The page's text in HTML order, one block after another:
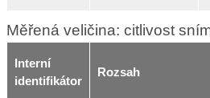
Měřená veličina: citlivost
Interní
identifikátor
Rozsah